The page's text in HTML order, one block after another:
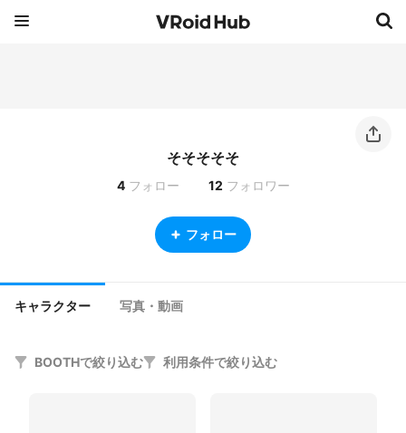
そそそそそ
4 フォロー 12 フォロワー
フォロー
キャラクター 写真・動画
BOOTHで絞り込む 利用条件で絞り込む